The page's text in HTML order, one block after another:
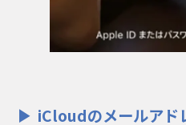
iCloudのメールアド